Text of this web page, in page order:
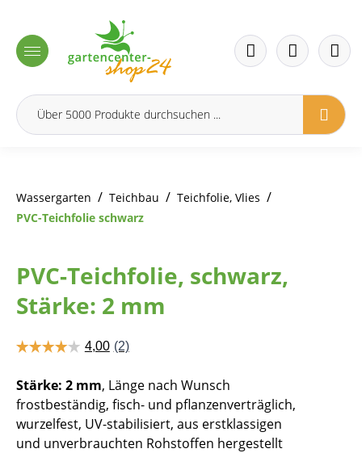
Wassergarten / Teichbau / Teichfolie, Vlies /
PVC-Teichfolie schwarz
PVC-Teichfolie, schwarz,
Stärke: 2 mm
Stärke: 2 mm, Länge nach Wunsch
frostbeständig, fisch- und pflanzenverträglich,
wurzelfest, UV-stabilisiert, aus erstklassigen
und unverbrauchten Rohstoffen hergestellt